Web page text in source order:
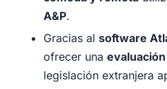
A&P.
Gracias alsoftware
ofrecer una
legislación extranjera